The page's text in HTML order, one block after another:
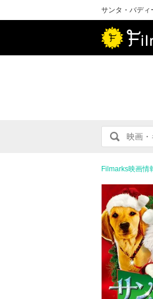
サンタ・バディ
Filmarks映画情